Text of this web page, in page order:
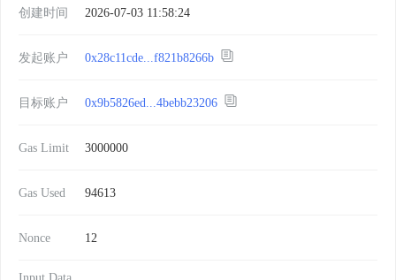
创建时间 2026-07-03 11:58:24
发起账户 0x28c11cde...f821b8266b
目标账户 0x9b5826ed...4bebb23206
Gas Limit 3000000
Gas Used 94613
Nonce 12